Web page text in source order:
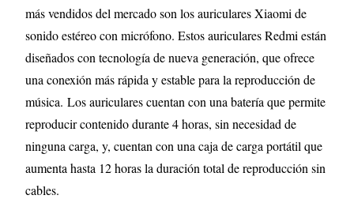
más vendidos del mercado son los auriculares Xiaomi de
sonido estéreo con micrófono. Estos auriculares Redmi están
diseñados con tecnología de nueva generación, que ofrece
una conexión más rápida y estable para la reproducción de
música. Los auriculares cuentan con una batería que permite
reproducir contenido durante 4 horas, sin necesidad de
ninguna carga, y, cuentan con una caja de carga portátil que
aumenta hasta 12 horas la duración total de reproducción sin
cables.